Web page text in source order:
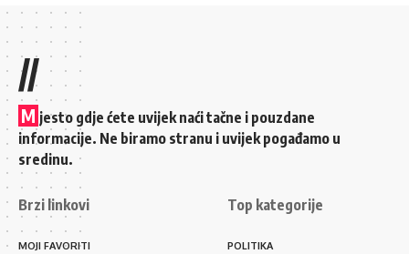
//
M jesto gdje ćete uvijek naći tačne i pouzdane
informacije. Ne biramo stranu i uvijek pogađamo u
sredinu.
Brzi linkovi
MOJI FAVORITI
Top kategorije
POLITIKA